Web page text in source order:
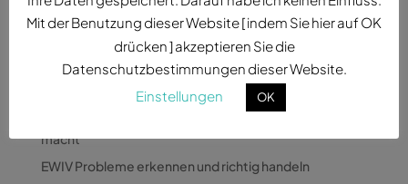
Neueste Beiträge
macht
EWIV Probleme erkennen und richtig handeln
Mit der Benutzung dieser Website [ indem Sie hier auf OK
drücken ] akzeptieren Sie die
Datenschutzbestimmungen dieser Website.
Einstellungen
OK